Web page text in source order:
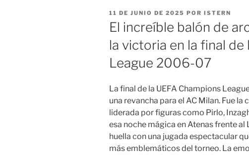
PUBLICADO
EL
11 DE JUNIO DE 2025 POR ISTERN
El increíble balón de
la victoria en la final de
League 2006-07
La final de la UEFA Champions
una revancha para el AC Milan. Fue
liderada por figuras como Pirlo,
esa noche mágica en Atenas frente
huella con una jugada espectacular
más emblemáticos del torneo. La